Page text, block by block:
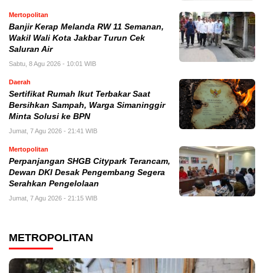
Mertopolitan
Banjir Kerap Melanda RW 11 Semanan,
Wakil Wali Kota Jakbar Turun Cek
Saluran Air
Sabtu, 8 Agu 2026 - 10:01 WIB
Daerah
Sertifikat Rumah Ikut Terbakar Saat
Bersihkan Sampah, Warga Simaninggir
Minta Solusi ke BPN
Jumat, 7 Agu 2026 - 21:41 WIB
Mertopolitan
Perpanjangan SHGB Citypark Terancam,
Dewan DKI Desak Pengembang Segera
Serahkan Pengelolaan
Jumat, 7 Agu 2026 - 21:15 WIB
METROPOLITAN